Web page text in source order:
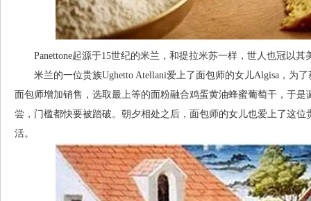
Panettone起源于15世纪的米兰，和提拉米苏一样，世人也冠以其
米兰的一位贵族Ughetto Atellani爱上了面包师的女儿Algisa，为
面包师增加销售，选取最上等的面粉融合鸡蛋黄油蜂蜜葡萄干，于
尝，门槛都快要被踏破。朝夕相处之后，面包师的女儿也爱上了这
活。